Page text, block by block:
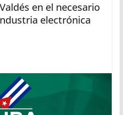
en el necesario
electrónica